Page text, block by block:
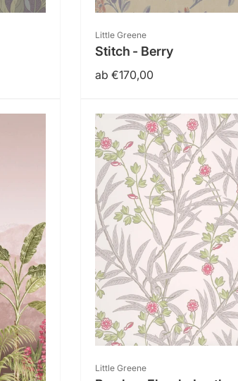
Anbieter:
Little Greene
Stitch - Berry
Normaler
ab €170,00
Anbieter:
Little Greene